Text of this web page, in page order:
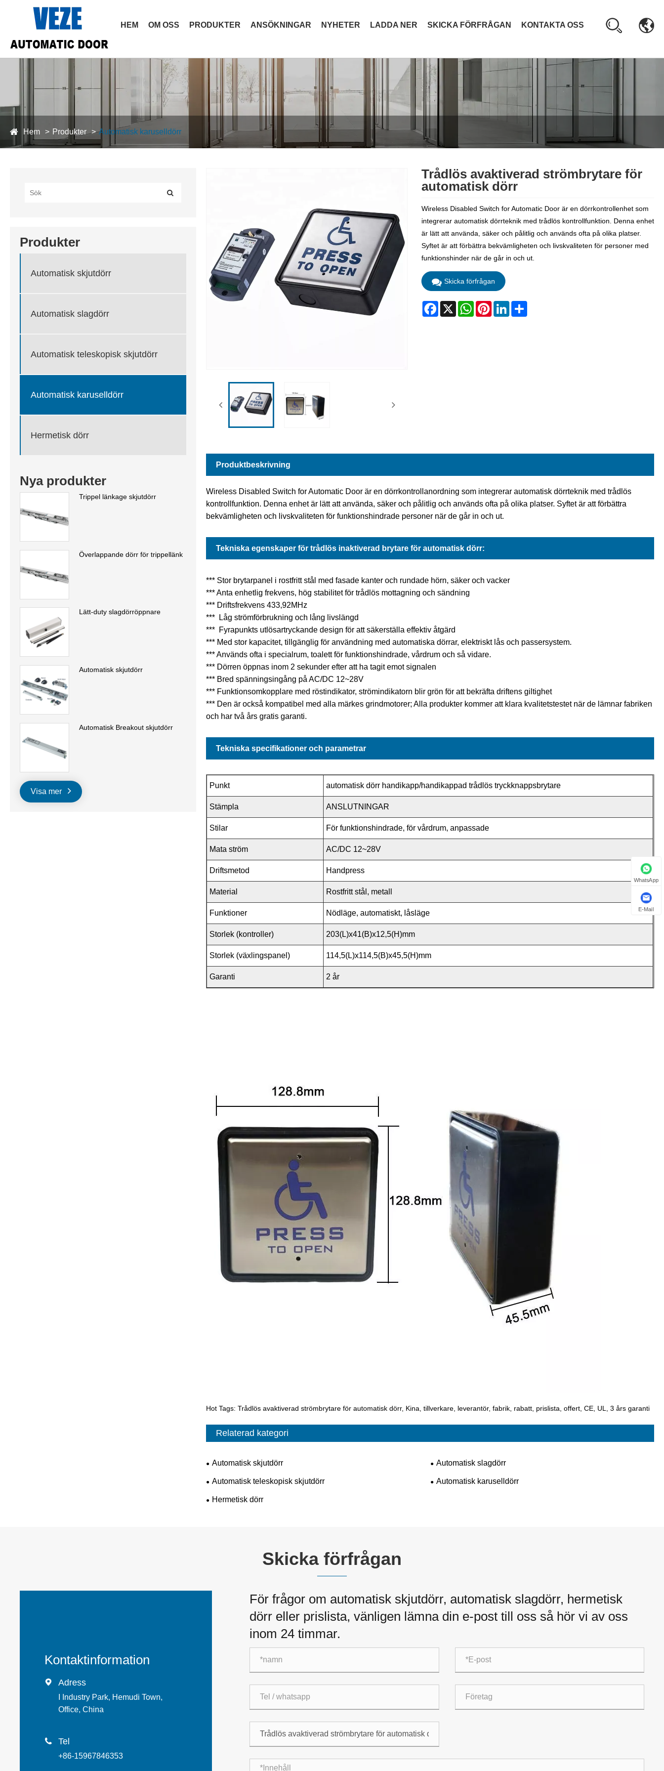
HEM OM OSS PRODUKTER ANSÖKNINGAR NYHETER LADDA NER SKICKA FÖRFRÅGAN KONTAKTA OSS
Hem Produkter Automatisk karuselldörr
Produkter
Automatisk skjutdörr
Automatisk slagdörr
Automatisk teleskopisk skjutdörr
Automatisk karuselldörr
Hermetisk dörr
Nya produkter
Trippel länkage skjutdörr
Överlappande dörr för trippellänk
Lätt-duty slagdörröppnare
Automatisk skjutdörr
Automatisk Breakout skjutdörr
Visa mer
Trådlös avaktiverad strömbrytare för
automatisk dörr
Wireless Disabled Switch for Automatic Door är en dörrkontrollenhet som
integrerar automatisk dörrteknik med trådlös kontrollfunktion. Denna enhet
är lätt att använda, säker och pålitlig och används ofta på olika platser.
Syftet är att förbättra bekvämligheten och livskvaliteten för personer med
funktionshinder när de går in och ut.
Skicka förfrågan
Facebook
X WhatsAppPinterestLinkedInShare
Produktbeskrivning
Wireless Disabled Switch for Automatic Door är en dörrkontrollanordning som integrerar automatisk dörrteknik med trådlös
kontrollfunktion. Denna enhet är lätt att använda, säker och pålitlig och används ofta på olika platser. Syftet är att förbättra
bekvämligheten och livskvaliteten för funktionshindrade personer när de går in och ut.
Tekniska egenskaper för trådlös inaktiverad brytare för automatisk dörr:
*** Stor brytarpanel i rostfritt stål med fasade kanter och rundade hörn, säker och vacker
*** Anta enhetlig frekvens, hög stabilitet för trådlös mottagning och sändning
*** Driftsfrekvens 433,92MHz
*** Låg strömförbrukning och lång livslängd
*** Fyrapunkts utlösartryckande design för att säkerställa effektiv åtgärd
*** Med stor kapacitet, tillgänglig för användning med automatiska dörrar, elektriskt lås och passersystem.
*** Används ofta i specialrum, toalett för funktionshindrade, vårdrum och så vidare.
*** Dörren öppnas inom 2 sekunder efter att ha tagit emot signalen
*** Bred spänningsingång på AC/DC 12~28V
*** Funktionsomkopplare med röstindikator, strömindikatorn blir grön för att bekräfta driftens giltighet
*** Den är också kompatibel med alla märkes grindmotorer; Alla produkter kommer att klara kvalitetstestet när de lämnar fabriken
och har två års gratis garanti.
Tekniska specifikationer och parametrar
Punkt automatisk dörr handikapp/handikappad trådlös tryckknappsbrytare
Stämpla ANSLUTNINGAR
Stilar För funktionshindrade, för vårdrum, anpassade
Mata ström AC/DC 12~28V
Driftsmetod Handpress
Material Rostfritt stål, metall
Funktioner Nödläge, automatiskt, låsläge
Storlek (kontroller) 203(L)x41(B)x12,5(H)mm
Storlek (växlingspanel) 114,5(L)x114,5(B)x45,5(H)mm
Garanti 2 år
Hot Tags: Trådlös avaktiverad strömbrytare för automatisk dörr, Kina, tillverkare, leverantör, fabrik, rabatt, prislista, offert, CE, UL, 3 års garanti
Relaterad kategori
Automatisk skjutdörr Automatisk slagdörr
Automatisk teleskopisk skjutdörr Automatisk karuselldörr
Hermetisk dörr
Skicka förfrågan
Kontaktinformation
 Adress
I Industry Park, Hemudi Town,
Office, China
 Tel
+86-15967846353
För frågor om automatisk skjutdörr, automatisk slagdörr, hermetisk
dörr eller prislista, vänligen lämna din e-post till oss så hör vi av oss
inom 24 timmar.
WhatsApp
E-Mail